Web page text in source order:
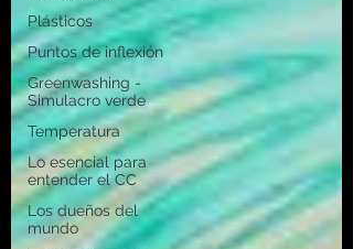
Plásticos
Puntos de inflexión
Greenwashing -
Simulacro verde
Temperatura
Lo esencial para
entender el CC
Los dueños del
mundo